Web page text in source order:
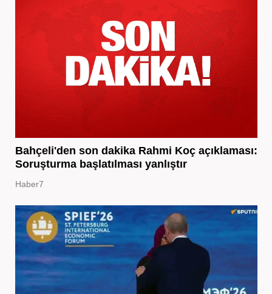
Bahçeli'den son dakika Rahmi Koç açıklaması:
Soruşturma başlatılması yanlıştır
Haber7